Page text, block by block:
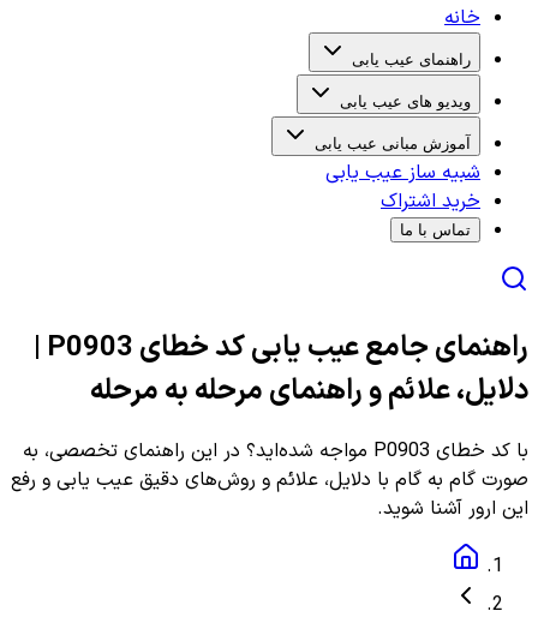
خانه
راهنمای عیب یابی
ویدیو های عیب یابی
آموزش مبانی عیب یابی
شبیه ساز عیب یابی
خرید اشتراک
تماس با ما
راهنمای جامع عیب یابی کد خطای P0903 |
دلایل، علائم و راهنمای مرحله به مرحله
با کد خطای P0903 مواجه شده‌اید؟ در این راهنمای تخصصی، به
صورت گام به گام با دلایل، علائم و روش‌های دقیق عیب یابی و رفع
این ارور آشنا شوید.